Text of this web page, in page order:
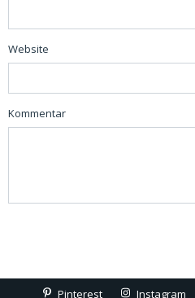
Website
Kommentar
Pinterest Instagram